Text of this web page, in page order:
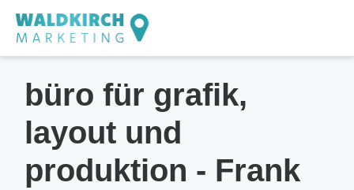
büro für grafik,
layout und
produktion - Frank